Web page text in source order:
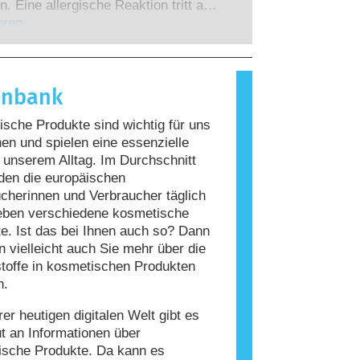
denen die Unternehmen
sind, decken alle
des Hormonsystems.
Eine allergische Reaktion tritt auf,
einer Person auf
Ein Stoff, der eine allergische
wird als Allergen
Kosmetika und
die bei manchen Menschen eine
können. Das bedeutet jedoch
das Produkt für andere Personen
ist.
Produkte sind wichtig für uns
und spielen eine essenzielle
unserem Alltag. Im Durchschnitt
die europäischen
und Verbraucher täglich
verschiedene kosmetische
Ist das bei Ihnen auch so? Dann
vielleicht auch Sie mehr über die
in kosmetischen Produkten
heutigen digitalen Welt gibt es
an Informationen über
Produkte. Da kann es